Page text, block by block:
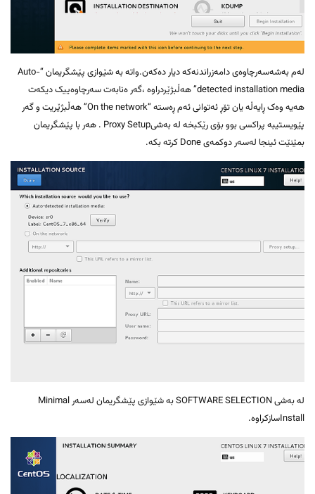
لەم بەشەسەرچاوەی دامەزراندنەکە دیار دەکەن.واتە بە شێوازی پێشگریمان “Auto-
detected installation media” هەڵبژێردراوە ،گەر ەنابەت سەرچاوەییک دیکەت
هەیە وەک ڕایەڵە یان تۆڕ ئەتوانی ئەم ڕەستە “On the network” هەڵبژێریت و گەر
پێویستیبە پراکسی بوو بۆی رێکبخە لە بەشیProxy Setup . هەر با پێشگریمان
بمێنێت ئینجا لەسەر دوکمەی Done کرتە بکە.
لە بەشی SOFTWARE SELECTION بە شێوازی پێشگریمان لەسەر Minimal
Installسازکراوە.